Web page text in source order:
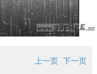
上一页 下一页